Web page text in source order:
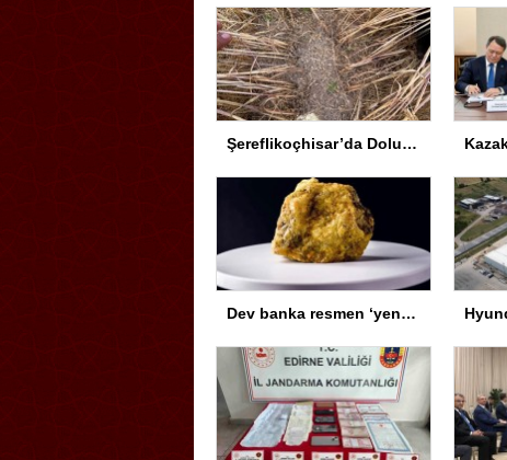
Şereflikoçhisar’da Dolu Zararını Tespit İçin Harekete Geçildi
Dev banka resmen ‘yeni altın’ ilan etti: Uranyumda tarihi rekorlara çok az kaldı